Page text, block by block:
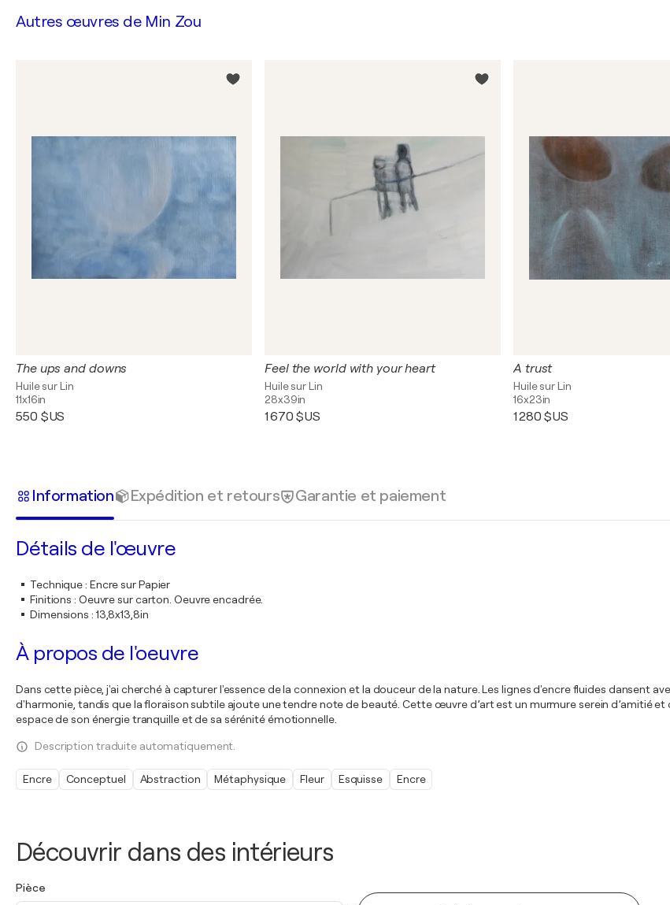
Découvrir dans des intérieurs
Pièce
Autres œuvres de Min Zou
The ups and downs
Huile sur Lin
11x16in
550 $US
Feel the world with your heart
Huile sur Lin
28x39in
1 670 $US
A trust
Huile sur Lin
16x23in
1 280 $US
Information Expédition et retours Garantie et paiement
Détails de l'œuvre
Technique: Encre sur Papier
Finitions : Oeuvre sur carton. Oeuvre encadrée.
Dimensions : 13,8x13,8in
À propos de l'oeuvre
Dans cette pièce, j'ai cherché à capturer l'essence de la connexion et la douceur de la nature. Les lignes d'encre fluides dansent
d'harmonie, tandis que la floraison subtile ajoute une tendre note de beauté. Cette œuvre d’art est un murmure serein d’amitié
espace de son énergie tranquille et de sa sérénité émotionnelle.
Description traduite automatiquement.
Encre Conceptuel Abstraction Métaphysique Fleur Esquisse Encre